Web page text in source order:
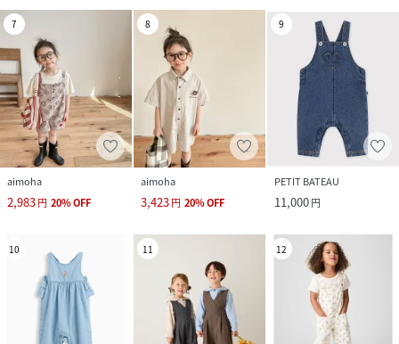
7
aimoha
2,983円 20%OFF
8
aimoha
3,423円 20%OFF
9
PETIT BATEAU
11,000円
10 11 12